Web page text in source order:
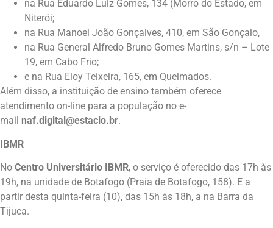
na Rua Eduardo Luiz Gomes, 134 (Morro do Estado, em
Niterói;
na Rua Manoel João Gonçalves, 410, em São Gonçalo,
na Rua General Alfredo Bruno Gomes Martins, s/n – Lote
19, em Cabo Frio;
e na Rua Eloy Teixeira, 165, em Queimados.
Além disso, a instituição de ensino também oferece
atendimento on-line para a população no e-
mail naf.digital@estacio.br.
IBMR
No Centro Universitário IBMR, o serviço é oferecido das 17h às
19h, na unidade de Botafogo (Praia de Botafogo, 158). E a
partir desta quinta-feira (10), das 15h às 18h, a na Barra da
Tijuca.